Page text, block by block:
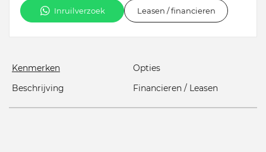
Inruilverzoek Leasen / financieren
Kenmerken
Opties
Beschrijving
Financieren / Leasen